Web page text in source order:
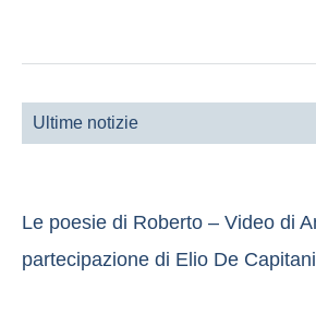
Ultime notizie
Le poesie di Roberto – Video di
partecipazione di Elio De Capitani